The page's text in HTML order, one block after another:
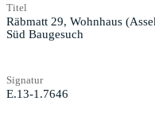
Titel
Räbmatt 29, Wohnhaus
Süd Baugesuch
Signatur
E.13-1.7646